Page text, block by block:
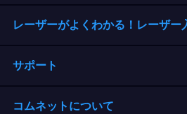
レーザーがよくわかる！レーザー
サポート
コムネットについて